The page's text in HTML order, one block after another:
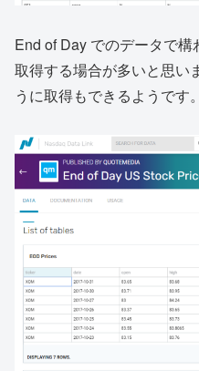
End of Day でのデータで
取得する場合が多いと思い
うに取得もできるようです。